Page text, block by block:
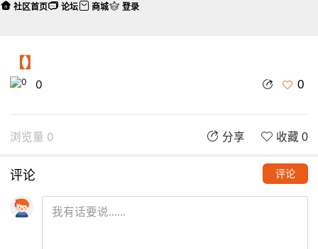
【】
0 0
浏览量 0 分享 收藏 0
评论 评论
社区首页 论坛 商城 登录